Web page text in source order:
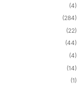
(4)
(284)
(22)
(44)
(4)
(14)
(1)